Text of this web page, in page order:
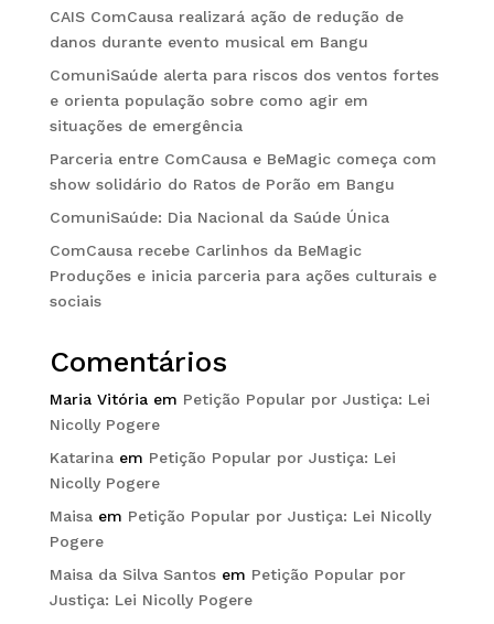
CAIS ComCausa realizará ação de redução de
danos durante evento musical em Bangu
ComuniSaúde alerta para riscos dos ventos fortes
e orienta população sobre como agir em
situações de emergência
Parceria entre ComCausa e BeMagic começa com
show solidário do Ratos de Porão em Bangu
ComuniSaúde: Dia Nacional da Saúde Única
ComCausa recebe Carlinhos da BeMagic
Produções e inicia parceria para ações culturais e
sociais
Comentários
Maria Vitóriaem Petição Popular por Justiça: Lei
Nicolly Pogere
Katarinaem Petição Popular por Justiça: Lei
Nicolly Pogere
Maisaem Petição Popular por Justiça: Lei Nicolly
Pogere
Maisa da Silva Santosem Petição Popular por
Justiça: Lei Nicolly Pogere